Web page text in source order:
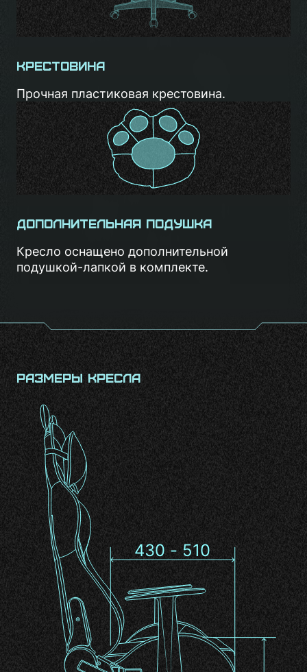
Крестовина
Прочная пластиковая крестовина.
Дополнительная подушка
Кресло оснащено дополнительной
подушкой-лапкой в комплекте.
Размеры кресла